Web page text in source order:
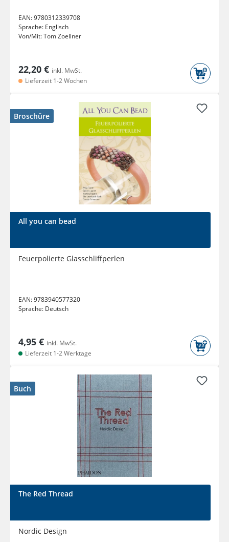
EAN:9780312339708
Sprache: Englisch
Von/Mit:Tom Zoellner
22,20 € inkl. MwSt.
Lieferzeit 1-2 Wochen
Broschüre
All you can bead
Feuerpolierte Glasschliffperlen
EAN:9783940577320
Sprache: Deutsch
4,95 € inkl. MwSt.
Lieferzeit 1-2 Werktage
Buch
The Red Thread
Nordic Design